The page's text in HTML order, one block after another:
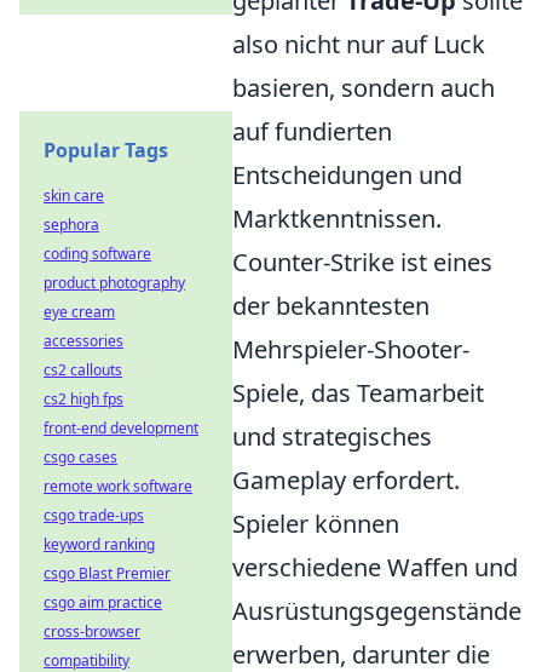
also nicht nur auf Luck
basieren, sondern auch
auf fundierten
Entscheidungen und
Marktkenntnissen.
Counter-Strike ist eines
der bekanntesten
Mehrspieler-Shooter-
Spiele, das Teamarbeit
und strategisches
Gameplay erfordert.
Spieler können
verschiedene Waffen und
Ausrüstungsgegenstände
erwerben, darunter die
Popular Tags
skin care
sephora
coding software
product photography
eye cream
accessories
cs2 callouts
cs2 high fps
front-end development
csgo cases
remote work software
csgo trade-ups
keyword ranking
csgo Blast Premier
csgo aim practice
cross-browser
compatibility